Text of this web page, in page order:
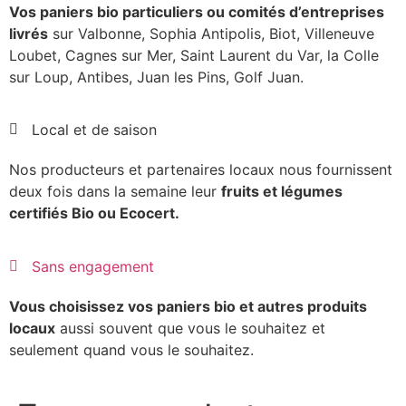
Vos paniers bio particuliers ou comités d’entreprises
livrés sur Valbonne, Sophia Antipolis, Biot, Villeneuve
Loubet, Cagnes sur Mer, Saint Laurent du Var, la Colle
sur Loup, Antibes, Juan les Pins, Golf Juan.
Local et de saison
Nos producteurs et partenaires locaux nous fournissent
deux fois dans la semaine leur fruits et légumes
certifiés Bio ou Ecocert.
Sans engagement
Vous choisissez vos paniers bio et autres produits
locaux aussi souvent que vous le souhaitez et
seulement quand vous le souhaitez.